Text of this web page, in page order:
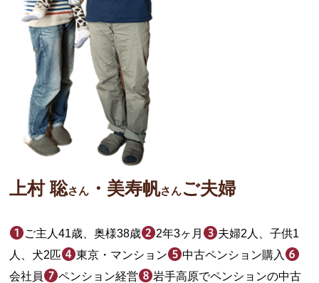
上村 聡さん ・美寿帆さんご夫婦
ご主人41歳、奥様38歳 2年3ヶ月
夫婦2人、子供1
人、犬2匹
東京・マンション
中古ペンション購入
会社員
ペンション経営
岩手高原でペンションの中古